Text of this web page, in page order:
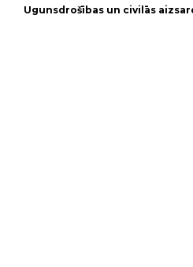
Ugunsdrošības un civilās